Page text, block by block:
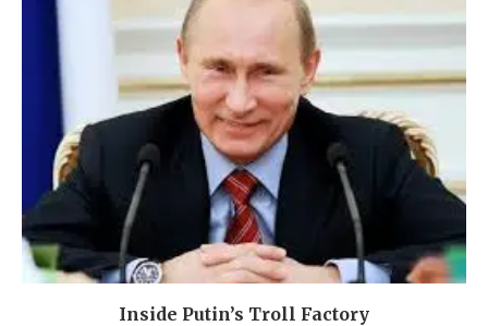
Inside Putin’s Troll Factory